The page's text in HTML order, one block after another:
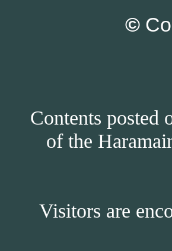
©
Contents posted
of the
Visitors are